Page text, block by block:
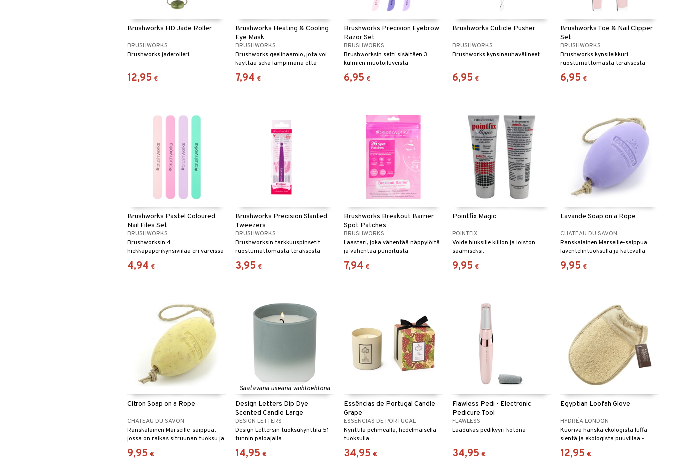
Brushworks HD Jade Roller
BRUSHWORKS
Brushworks jaderolleri
12,95 €
Brushworks Heating & Cooling
Eye Mask
BRUSHWORKS
Brushworks geelinaamio, jota voi
käyttää sekä lämpimänä että
kylmänä
7,94 €
Brushworks Precision Eyebrow
Razor Set
BRUSHWORKS
Brushworksin setti sisältäen 3
kulmien muotoiluveistä
6,95 €
Brushworks Cuticle Pusher
BRUSHWORKS
Brushworks kynsinauhavälineet
6,95 €
Brushworks Toe & Nail Clipper
Set
BRUSHWORKS
Brushworks kynsileikkuri
ruostumattomasta teräksestä
6,95 €
Brushworks Pastel Coloured
Nail Files Set
BRUSHWORKS
Brushworksin 4
hiekkapaperikynsiviilaa eri väreissä
4,94 €
Brushworks Precision Slanted
Tweezers
BRUSHWORKS
Brushworksin tarkkuuspinsetit
ruostumattomasta teräksestä
3,95 €
Brushworks Breakout Barrier
Spot Patches
BRUSHWORKS
Laastari, joka vähentää näppylöitä
ja vähentää punoitusta.
7,94 €
Pointfix Magic
POINTFIX
Voide hiuksille kiillon ja loiston
saamiseksi.
9,95 €
Lavande Soap on a Rope
CHATEAU DU SAVON
Ranskalainen Marseille-saippua
laventelintuoksulla ja kätevällä
narulla – rauhoittava ja hoitava.
9,95 €
Citron Soap on a Rope
CHATEAU DU SAVON
Ranskalainen Marseille-saippua,
jossa on raikas sitruunan tuoksu ja
mieto kuorintavaikutus.
9,95 €
Saatavana useana vaihtoehtona
Design Letters Dip Dye
Scented Candle Large
DESIGN LETTERS
Design Lettersin tuoksukynttilä 51
tunnin paloajalla
14,95 €
Essências de Portugal Candle
Grape
ESSÊNCIAS DE PORTUGAL
Kynttilä pehmeällä, hedelmäisellä
tuoksulla
34,95 €
Flawless Pedi - Electronic
Pedicure Tool
FLAWLESS
Laadukas pedikyyri kotona
34,95 €
Egyptian Loofah Glove
HYDRÉA LONDON
Kuoriva hanska ekologista luffa-
sientä ja ekologista puuvillaa -
Hydréa London
12,95 €